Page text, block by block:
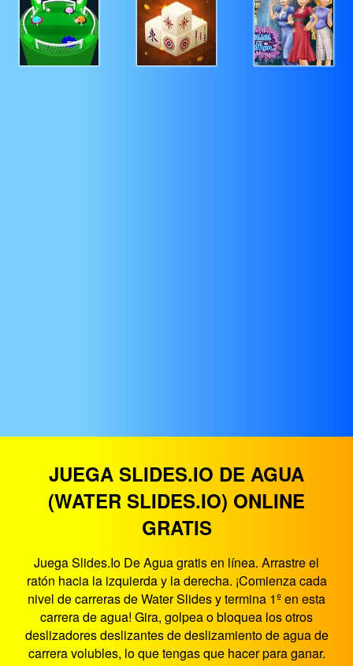
JUEGA SLIDES.IO DE AGUA
(WATER SLIDES.IO) ONLINE
GRATIS
Juega Slides.Io De Agua gratis en línea. Arrastre el
ratón hacia la izquierda y la derecha. ¡Comienza cada
nivel de carreras de Water Slides y termina 1º en esta
carrera de agua! Gira, golpea o bloquea los otros
deslizadores deslizantes de deslizamiento de agua de
carrera volubles, lo que tengas que hacer para ganar.